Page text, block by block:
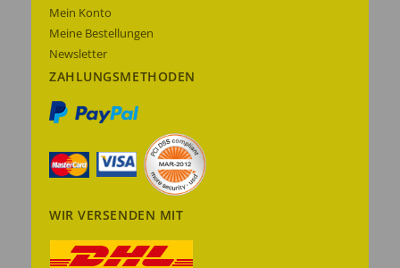
Mein Konto
Meine Bestellungen
Newsletter
ZAHLUNGSMETHODEN
WIR VERSENDEN MIT